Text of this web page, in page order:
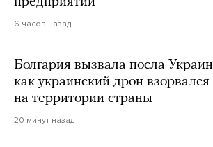
6 часов назад
Болгария вызвала посла
как украинский дрон взорвался
на территории страны
20 минут назад